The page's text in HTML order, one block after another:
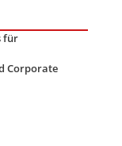
für
Corporate